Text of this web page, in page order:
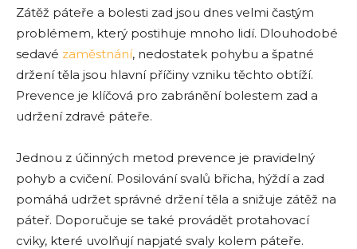
Zátěž páteře a bolesti zad jsou dnes velmi častým
problémem, který postihuje mnoho lidí. Dlouhodobé
sedavé zaměstnání, nedostatek pohybu a špatné
držení těla jsou hlavní příčiny vzniku těchto obtíží.
Prevence je klíčová pro zabránění bolestem zad a
udržení zdravé páteře.
Jednou z účinných metod prevence je pravidelný
pohyb a cvičení. Posilování svalů břicha, hýždí a zad
pomáhá udržet správné držení těla a snižuje zátěž na
páteř. Doporučuje se také provádět protahovací
cviky, které uvolňují napjaté svaly kolem páteře.